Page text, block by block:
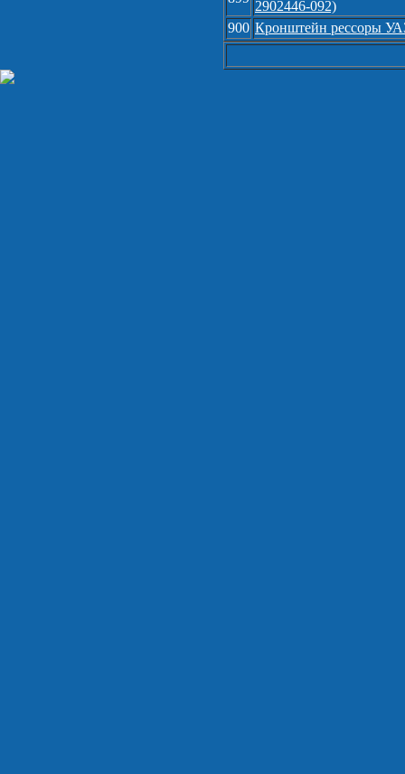
2902446-092)
900 Кронштейн рессоры